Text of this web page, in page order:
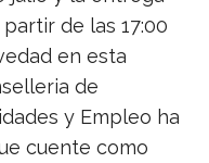
de las 17:00
en esta
de
y Empleo ha
cuente como